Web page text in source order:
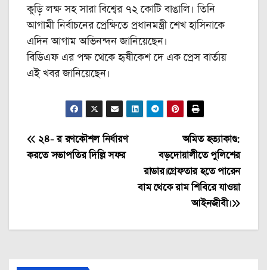
কুড়ি লক্ষ সহ সারা বিশ্বের ৭২ কোটি বাঙালি। তিনি
আগামী নির্বাচনের প্রেক্ষিতে প্রধানমন্ত্রী শেখ হাসিনাকে
এদিন আগাম অভিনন্দন জানিয়েছেন।
বিডিএফ এর পক্ষ থেকে হৃষীকেশ দে এক প্রেস বার্তায়
এই খবর জানিয়েছেন।
Post
অমিত হত্যাকাণ্ড:
বড়দোয়ালীতে পুলিশের
রাডার।গ্রেফতার হতে পারেন
বাম থেকে রাম শিবিরে যাওয়া
আইনজীবী।
২৪- র রণকৌশল নির্ধারণ
করতে সভাপতির দিল্লি সফর